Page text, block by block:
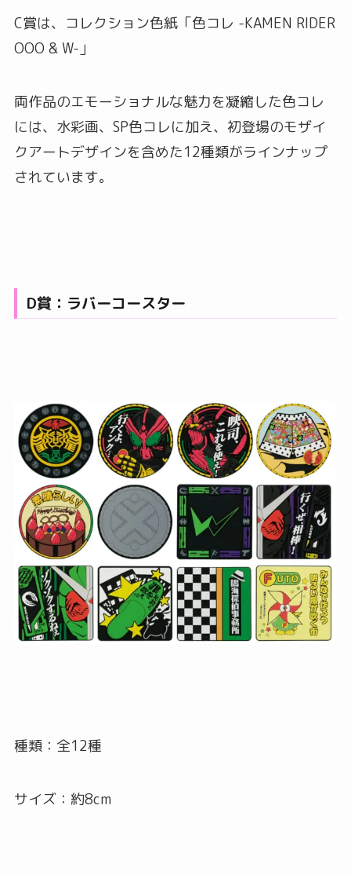
C賞は、コレクション色紙「色コレ -KAMEN RIDER
OOO & W-」
両作品のエモーショナルな魅力を凝縮した色コレ
には、水彩画、SP色コレに加え、初登場のモザイ
クアートデザインを含めた12種類がラインナップ
されています。
D賞：ラバーコースター
種類：全12種
サイズ：約8cm